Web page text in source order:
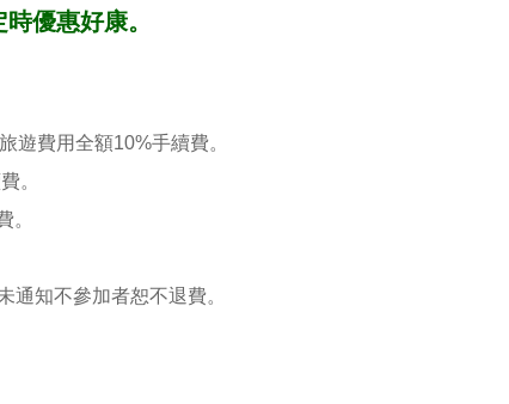
優惠好康。
遊費用全額10%手續費。
。
。
通知不參加者恕不退費。